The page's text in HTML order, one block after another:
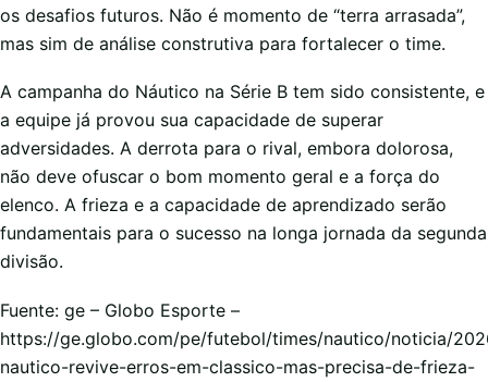
os desafios futuros. Não é momento de “terra arrasada”,
mas sim de análise construtiva para fortalecer o time.
A campanha do Náutico na Série B tem sido consistente, e
a equipe já provou sua capacidade de superar
adversidades. A derrota para o rival, embora dolorosa,
não deve ofuscar o bom momento geral e a força do
elenco. A frieza e a capacidade de aprendizado serão
fundamentais para o sucesso na longa jornada da segunda
divisão.
Fuente: ge – Globo Esporte –
https://ge.globo.com/pe/futebol/times/nautico/noticia/
nautico-revive-erros-em-classico-mas-precisa-de-frieza-